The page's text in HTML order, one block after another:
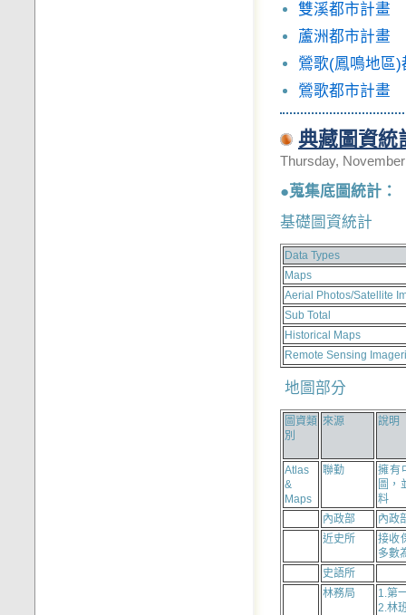
雙溪都市計畫
蘆洲都市計畫
鶯歌(鳳鳴地區)
鶯歌都市計畫
典藏圖資統
Thursday,
●蒐集底圖統計：
基礎圖資統計
Data Types
Maps
Aerial Photos/Satellite
Sub Total
Historical Maps
Remote Sensing
地圖部分
圖資類
別
來源 說明
Atlas
&
Maps
聯勤
擁有
圖，
料
內政部
內政
近史所
接收
多數
史語所
林務局
1.第
2.林